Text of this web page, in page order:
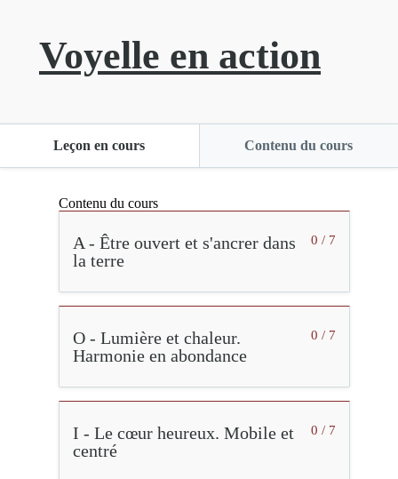
Voyelle en action
Leçon en cours Contenu du cours
Contenu du cours
0 / 7
A - Être ouvert et s'ancrer dans
la terre
0 / 7
O - Lumière et chaleur.
Harmonie en abondance
0 / 7
I - Le cœur heureux. Mobile et
centré